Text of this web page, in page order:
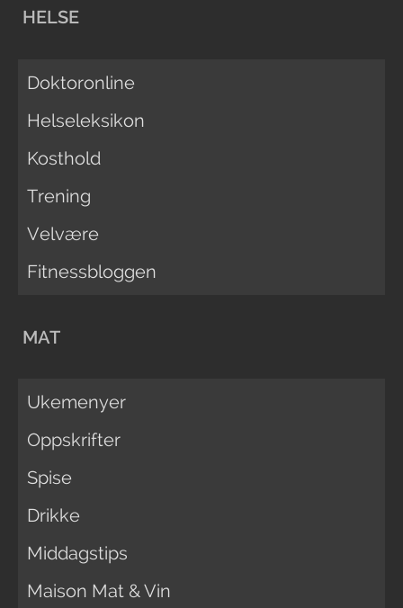
HELSE
Doktoronline
Helseleksikon
Kosthold
Trening
Velvære
Fitnessbloggen
MAT
Ukemenyer
Oppskrifter
Spise
Drikke
Middagstips
Maison Mat & Vin